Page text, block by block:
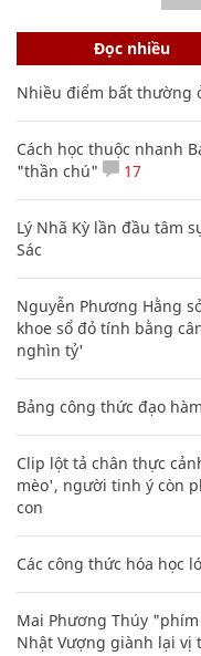
Đọc nhiều
Nhiều điểm bất thường
Cách học thuộc nhanh
"thần chú"
17
Lý Nhã Kỳ lần đầu tâm
Sác
Nguyễn Phương Hằng
khoe sổ đỏ tính bằng
nghìn tỷ'
Bảng công thức đạo
Clip lột tả chân thực
mèo', người tinh ý còn
con
Các công thức hóa học
Mai Phương Thúy
Nhật Vượng giành lại